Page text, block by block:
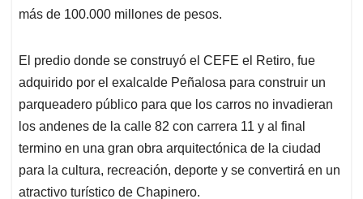
más de 100.000 millones de pesos.
El predio donde se construyó el CEFE el Retiro, fue
adquirido por el exalcalde Peñalosa para construir un
parqueadero público para que los carros no invadieran
los andenes de la calle 82 con carrera 11 y al final
termino en una gran obra arquitectónica de la ciudad
para la cultura, recreación, deporte y se convertirá en un
atractivo turístico de Chapinero.